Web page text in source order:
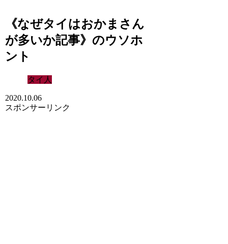
《なぜタイはおかまさん
が多いか記事》のウソホ
ント
タイ人
2020.10.06
スポンサーリンク